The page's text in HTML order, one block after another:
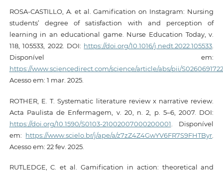
ROSA-CASTILLO, A. et al. Gamification on Instagram: Nursing
students’ degree of satisfaction with and perception of
learning in an educational game. Nurse Education Today, v.
118, 105533, 2022. DOI: https://doi.org/10.1016/j.nedt.2022.105533
Disponível em:
https://www.sciencedirect.com/science/article/abs/pii/
Acesso em: 1 mar. 2025.
ROTHER, E. T. Systematic literature review x narrative review.
Acta Paulista de Enfermagem, v. 20, n. 2, p. 5–6, 2007. DOI:
https://doi.org/10.1590/S0103-21002007000200001 . Disponível
em: https://www.scielo.br/j/ape/a/z7zZ4Z4GwYV6FR7S9FHTByr
Acesso em: 22 fev. 2025.
RUTLEDGE, C. et al. Gamification in action: theoretical and